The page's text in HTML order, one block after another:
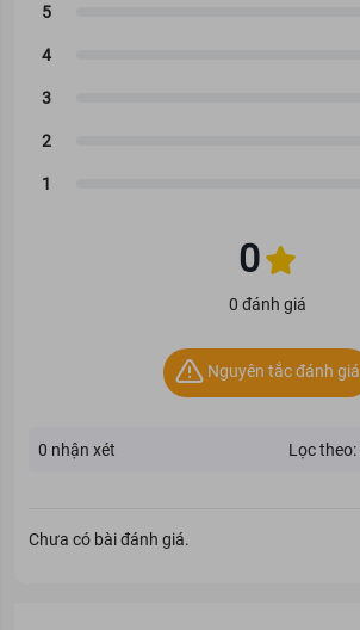
0
0 đánh giá
Nguyên tắc đánh giá
0 nhận xét Lọc theo:
Chưa có bài đánh giá.